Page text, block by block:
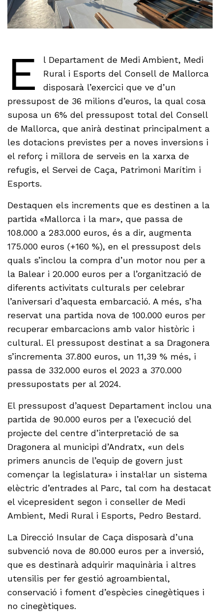
E
l Departament de Medi Ambient, Medi
Rural i Esports del Consell de Mallorca
disposarà l’exercici que ve d’un
pressupost de 36 milions d’euros, la qual cosa
suposa un 6% del pressupost total del Consell
de Mallorca, que anirà destinat principalment a
les dotacions previstes per a noves inversions i
el reforç i millora de serveis en la xarxa de
refugis, el Servei de Caça, Patrimoni Marítim i
Esports.
Destaquen els increments que es destinen a la
partida «Mallorca i la mar», que passa de
108.000 a 283.000 euros, és a dir, augmenta
175.000 euros (+160 %), en el pressupost dels
quals s’inclou la compra d’un motor nou per a
la Balear i 20.000 euros per a l’organització de
diferents activitats culturals per celebrar
l’aniversari d’aquesta embarcació. A més, s’ha
reservat una partida nova de 100.000 euros per
recuperar embarcacions amb valor històric i
cultural. El pressupost destinat a sa Dragonera
s’incrementa 37.800 euros, un 11,39 % més, i
passa de 332.000 euros el 2023 a 370.000
pressupostats per al 2024.
El pressupost d’aquest Departament inclou una
partida de 90.000 euros per a l’execució del
projecte del centre d’interpretació de sa
Dragonera al municipi d’Andratx, «un dels
primers anuncis de l’equip de govern just
començar la legislatura» i instal·lar un sistema
elèctric d’entrades al Parc, tal com ha destacat
el vicepresident segon i conseller de Medi
Ambient, Medi Rural i Esports, Pedro Bestard.
La Direcció Insular de Caça disposarà d’una
subvenció nova de 80.000 euros per a inversió,
que es destinarà adquirir maquinària i altres
utensilis per fer gestió agroambiental,
conservació i foment d’espècies cinegètiques i
no cinegètiques.